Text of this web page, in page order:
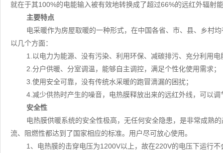
就在于其100%的电能输入被有效地转换成了超过66%的远红外辐射
主要特点
电采暖作为房屋取暖的一种形式，在中国各省、市、县、乡村
以几个方面：
1.以电力为能源、没有污染、利用环保、减碳排污、充分利用电
2.分户供暖、分室调温，能够自主调控，满足个性化使用需求；
3.使用安全可靠，没有传统水采暖的跑冒滴漏的困扰；
4.减少供热时产生的噪音，电热膜释放出来的远红外线，可以
安全性
电热膜供暖系统的安全性极高，无任何安全隐患，是非常成熟
流、阻燃性都达到了国家相应的标准。用户尽可放心使用。
1、电热膜的击穿电压为1200V以上，故在220V的电压下运行不